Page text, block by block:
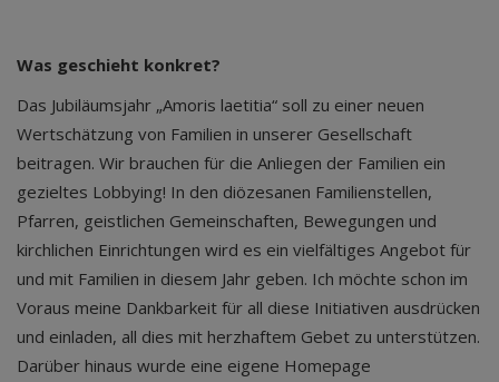
Was geschieht konkret?
Das Jubiläumsjahr „Amoris laetitia“ soll zu einer neuen
Wertschätzung von Familien in unserer Gesellschaft
beitragen. Wir brauchen für die Anliegen der Familien ein
gezieltes Lobbying! In den diözesanen Familienstellen,
Pfarren, geistlichen Gemeinschaften, Bewegungen und
kirchlichen Einrichtungen wird es ein vielfältiges Angebot für
und mit Familien in diesem Jahr geben. Ich möchte schon im
Voraus meine Dankbarkeit für all diese Initiativen ausdrücken
und einladen, all dies mit herzhaftem Gebet zu unterstützen.
Darüber hinaus wurde eine eigene Homepage